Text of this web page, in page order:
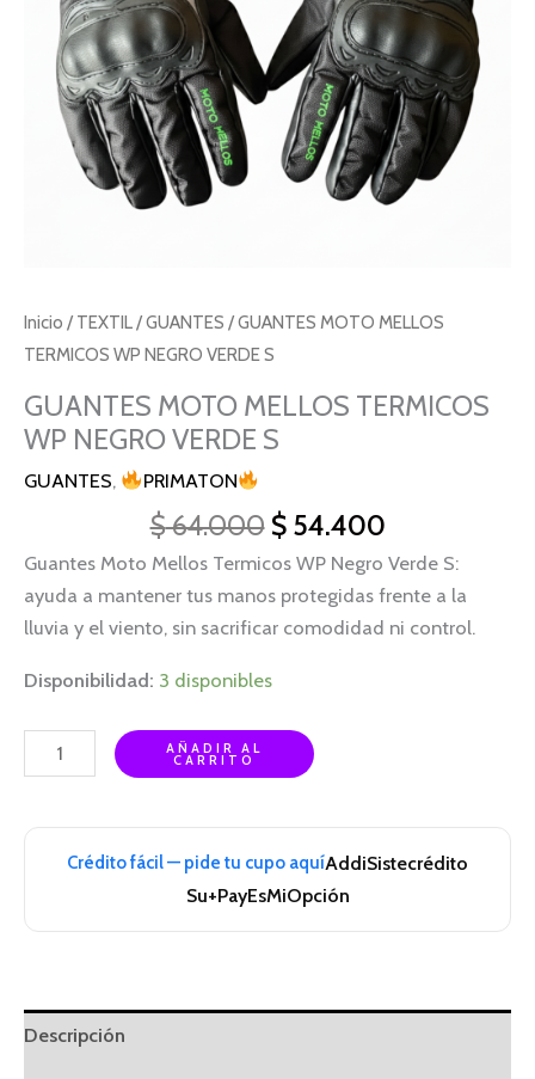
Inicio / TEXTIL/GUANTES / GUANTES MOTO MELLOS
TERMICOS WP NEGRO VERDE S
GUANTES MOTO MELLOS TERMICOS
WP NEGRO VERDE S
GUANTES, PRIMATON
$64.000 $54.400
Guantes Moto Mellos Termicos WP Negro Verde S:
ayuda a mantener tus manos protegidas frente a la
lluvia y el viento, sin sacrificar comodidad ni control.
Disponibilidad: 3 disponibles
cantidad
AÑADIR AL
CARRITO
Crédito fácil — pide tu cupo aquíAddiSistecrédito
Su+PayEsMiOpción
Descripción